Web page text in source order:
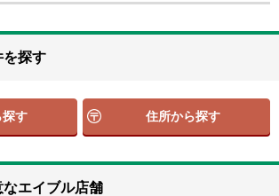
を探す
探す 住所から探す
エイブル店舗